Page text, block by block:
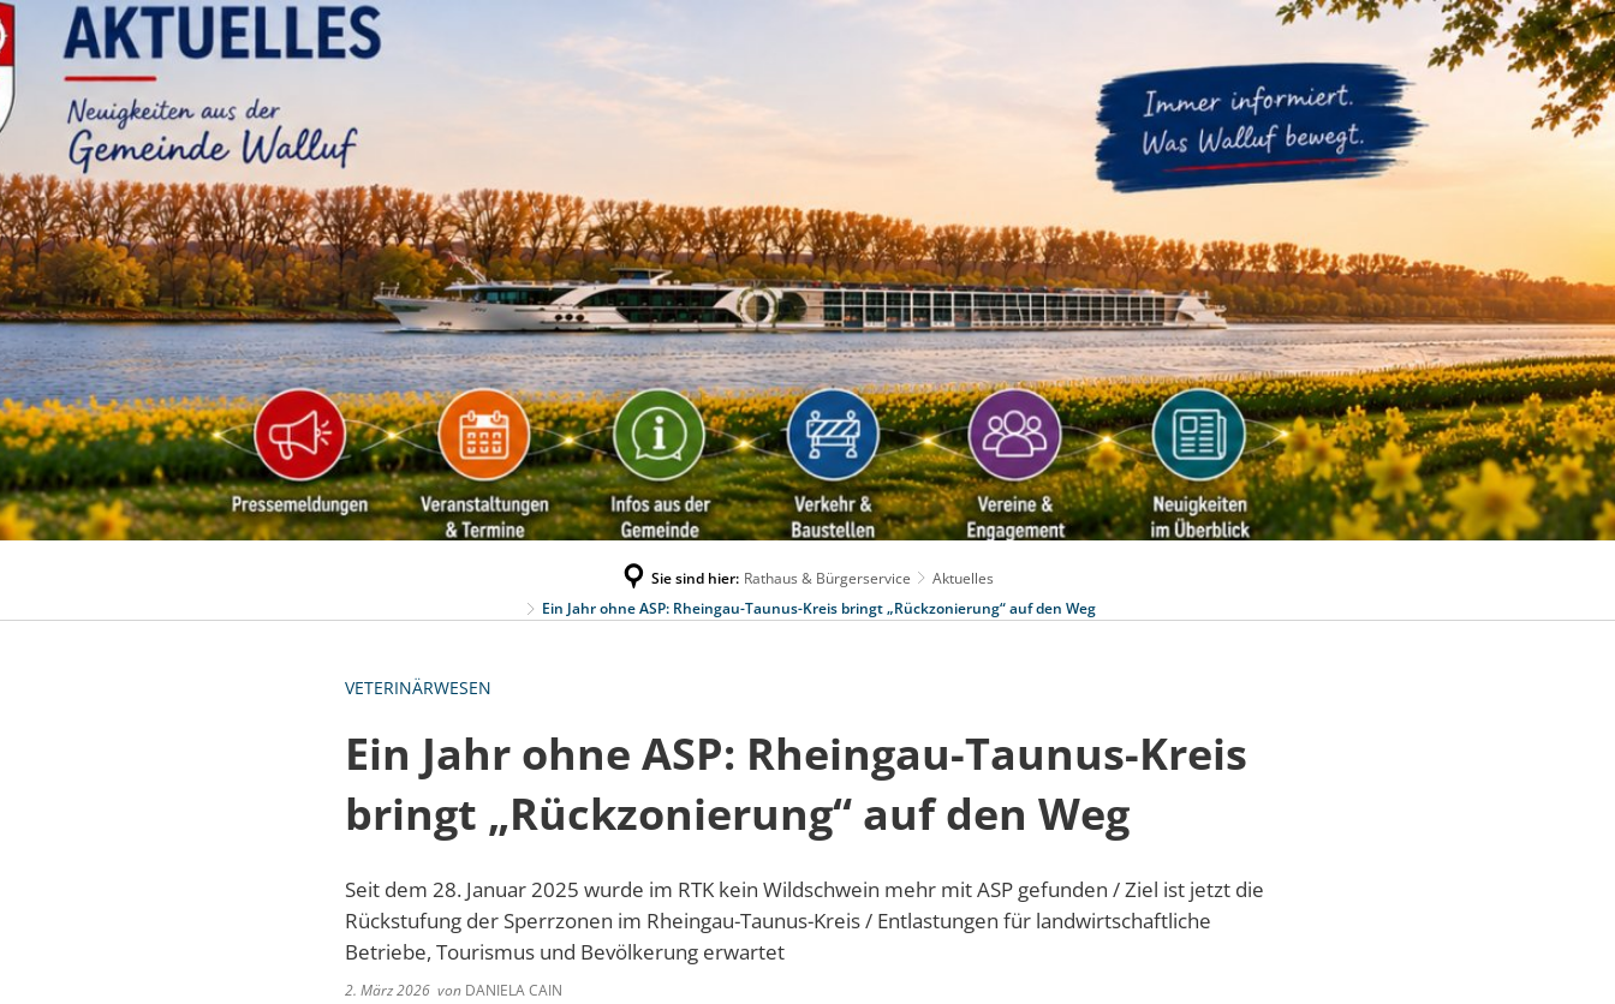
Barrierefreiheit
WIRTSCHAFTSFÖRDERUNG
Sie sind hier: Rathaus & Bürgerservice
Aktuelles
Ein Jahr ohne ASP: Rheingau-Taunus-Kreis bringt „Rückzonierung“ auf den Weg
VETERINÄRWESEN
Ein Jahr ohne ASP: Rheingau-Taunus-Kreis
bringt „Rückzonierung“ auf den Weg
Seit dem 28. Januar 2025 wurde im RTK kein Wildschwein mehr mit ASP gefunden / Ziel ist jetzt die
Rückstufung der Sperrzonen im Rheingau-Taunus-Kreis / Entlastungen für landwirtschaftliche
Betriebe, Tourismus und Bevölkerung erwartet
2. März 2026 von DANIELA CAIN